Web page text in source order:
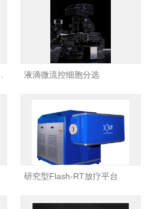
液滴微流控细胞分选
研究型Flash-RT放疗平台